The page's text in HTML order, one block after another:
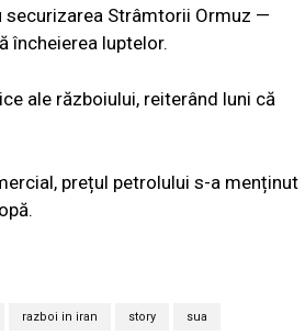
securizarea Strâmtorii Ormuz —
încheierea luptelor.
ale războiului, reiterând luni că
prețul petrolului s-a menținut
razboi in iran story sua